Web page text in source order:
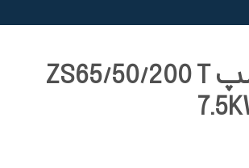
الکتروپمپ ZS65/50/200 T